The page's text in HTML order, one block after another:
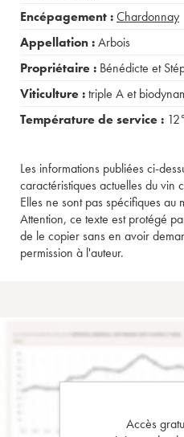
Encépagement :Chardonnay
Appellation :Arbois
Propriétaire : Bénédicte et
Viticulture :triple A et
Température de service : 12°
Les informations publiées ci-
caractéristiques actuelles du vin
Elles ne sont pas spécifiques au
Attention, ce texte est protégé
de le copier sans en avoir
permission à l'auteur.
Accès